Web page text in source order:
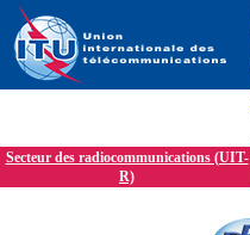
Secteur des radiocommunications (UIT-
R)